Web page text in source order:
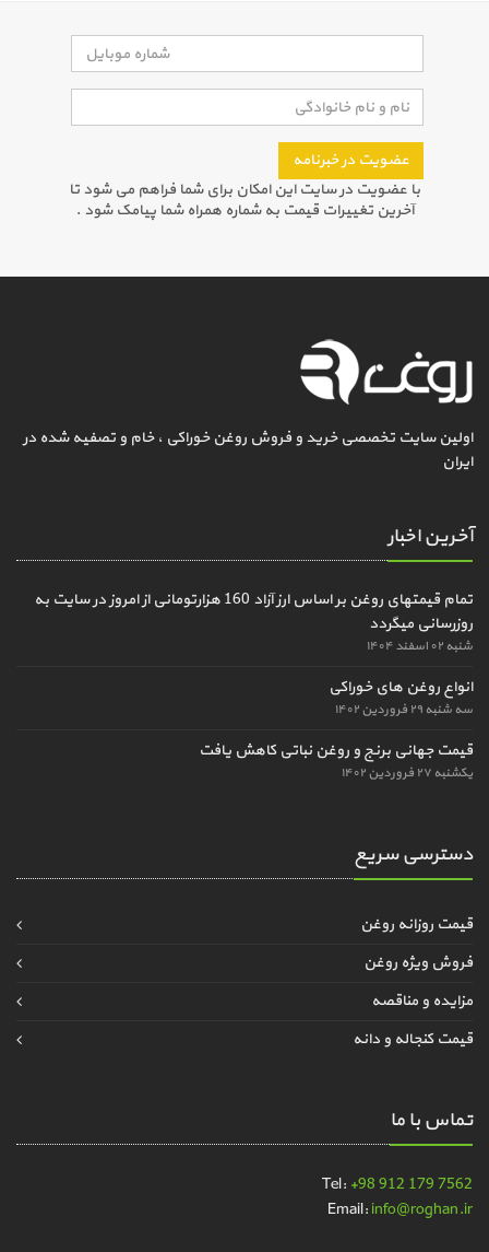
عضویت در خبرنامه
با عضویت در سایت این امکان برای شما فراهم می شود تا
آخرین تغییرات قیمت به شماره همراه شما پیامک شود .
اولین سایت تخصصی خرید و فروش روغن خوراکی ، خام و تصفیه شده در
ایران
آخرین اخبار
تمام قیمتهای روغن بر اساس ارز آزاد 160 هزارتومانی از امروز در سایت به
روزرسانی میگردد
شنبه ۰۲ اسفند ۱۴۰۴
انواع روغن های خوراکی
سه شنبه ۲۹ فروردین ۱۴۰۲
قیمت جهانی برنج و روغن نباتی کاهش یافت
یکشنبه ۲۷ فروردین ۱۴۰۲
دسترسی سریع
قیمت روزانه روغن
فروش ویژه روغن
مزایده و مناقصه
قیمت کنجاله و دانه
تماس با ما
Tel: +98 912 179 7562
Email:info@roghan.ir